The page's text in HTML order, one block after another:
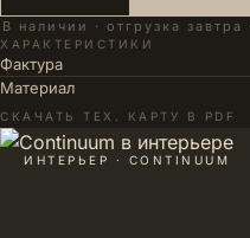
В наличии · отгрузка
ХАРАКТЕРИСТИКИ
Фактура
Материал
СКАЧАТЬ ТЕХ. КАРТУ В PDF
ИНТЕРЬЕР · CONTINUUM